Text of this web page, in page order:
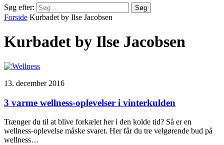
Søg efter:
Forside Kurbadet by Ilse Jacobsen
Kurbadet by Ilse Jacobsen
13. december 2016
3 varme wellness-oplevelser i vinterkulden
Trænger du til at blive forkælet her i den kolde tid? Så er en
wellness-oplevelse måske svaret. Her får du tre velgørende bud på
wellness…